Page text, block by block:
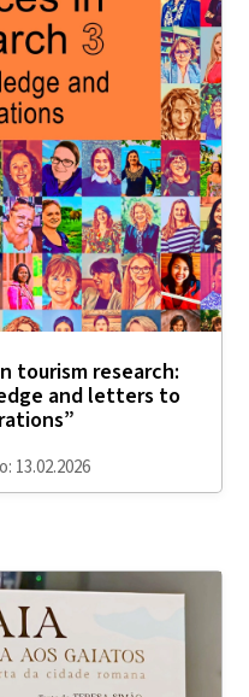
tourism research:
and letters to
13.02.2026